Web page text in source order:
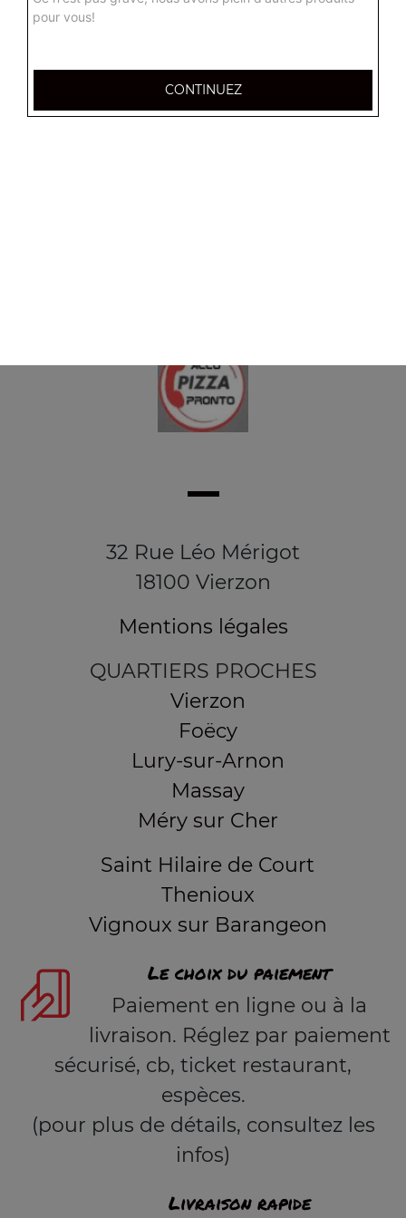
Tenders 10 pcs
Frites ou potatoes
1 barquette de frites
32 Rue Léo Mérigot
18100 Vierzon
Mentions légales
QUARTIERS PROCHES
Vierzon
Foëcy
Lury-sur-Arnon
Massay
Méry sur Cher
Saint Hilaire de Court
Thenioux
Vignoux sur Barangeon
Le choix du paiement
Paiement en ligne ou à la
livraison. Réglez par paiement
sécurisé, cb, ticket restaurant,
espèces.
(pour plus de détails, consultez les
infos)
Livraison rapide
pour vous!
CONTINUEZ